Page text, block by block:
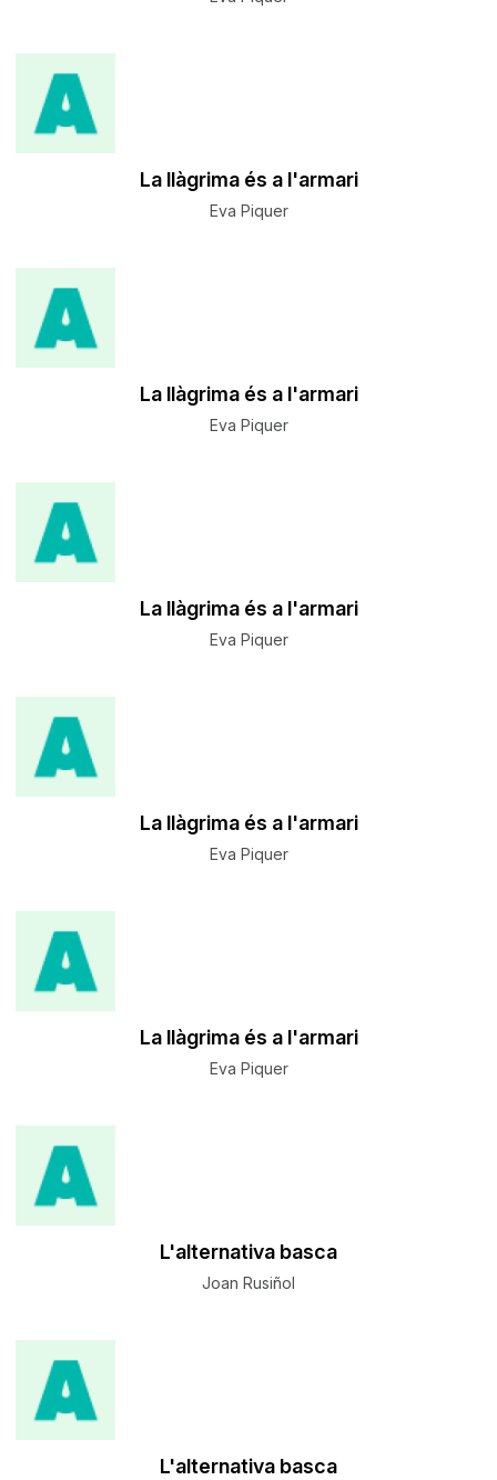
La llàgrima és a l'armari
Eva Piquer
La llàgrima és a l'armari
Eva Piquer
La llàgrima és a l'armari
Eva Piquer
La llàgrima és a l'armari
Eva Piquer
La llàgrima és a l'armari
Eva Piquer
L'alternativa basca
Joan Rusiñol
L'alternativa basca